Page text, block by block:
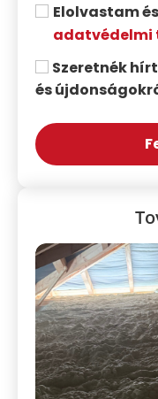
Elolvastam
Szeretnék
és